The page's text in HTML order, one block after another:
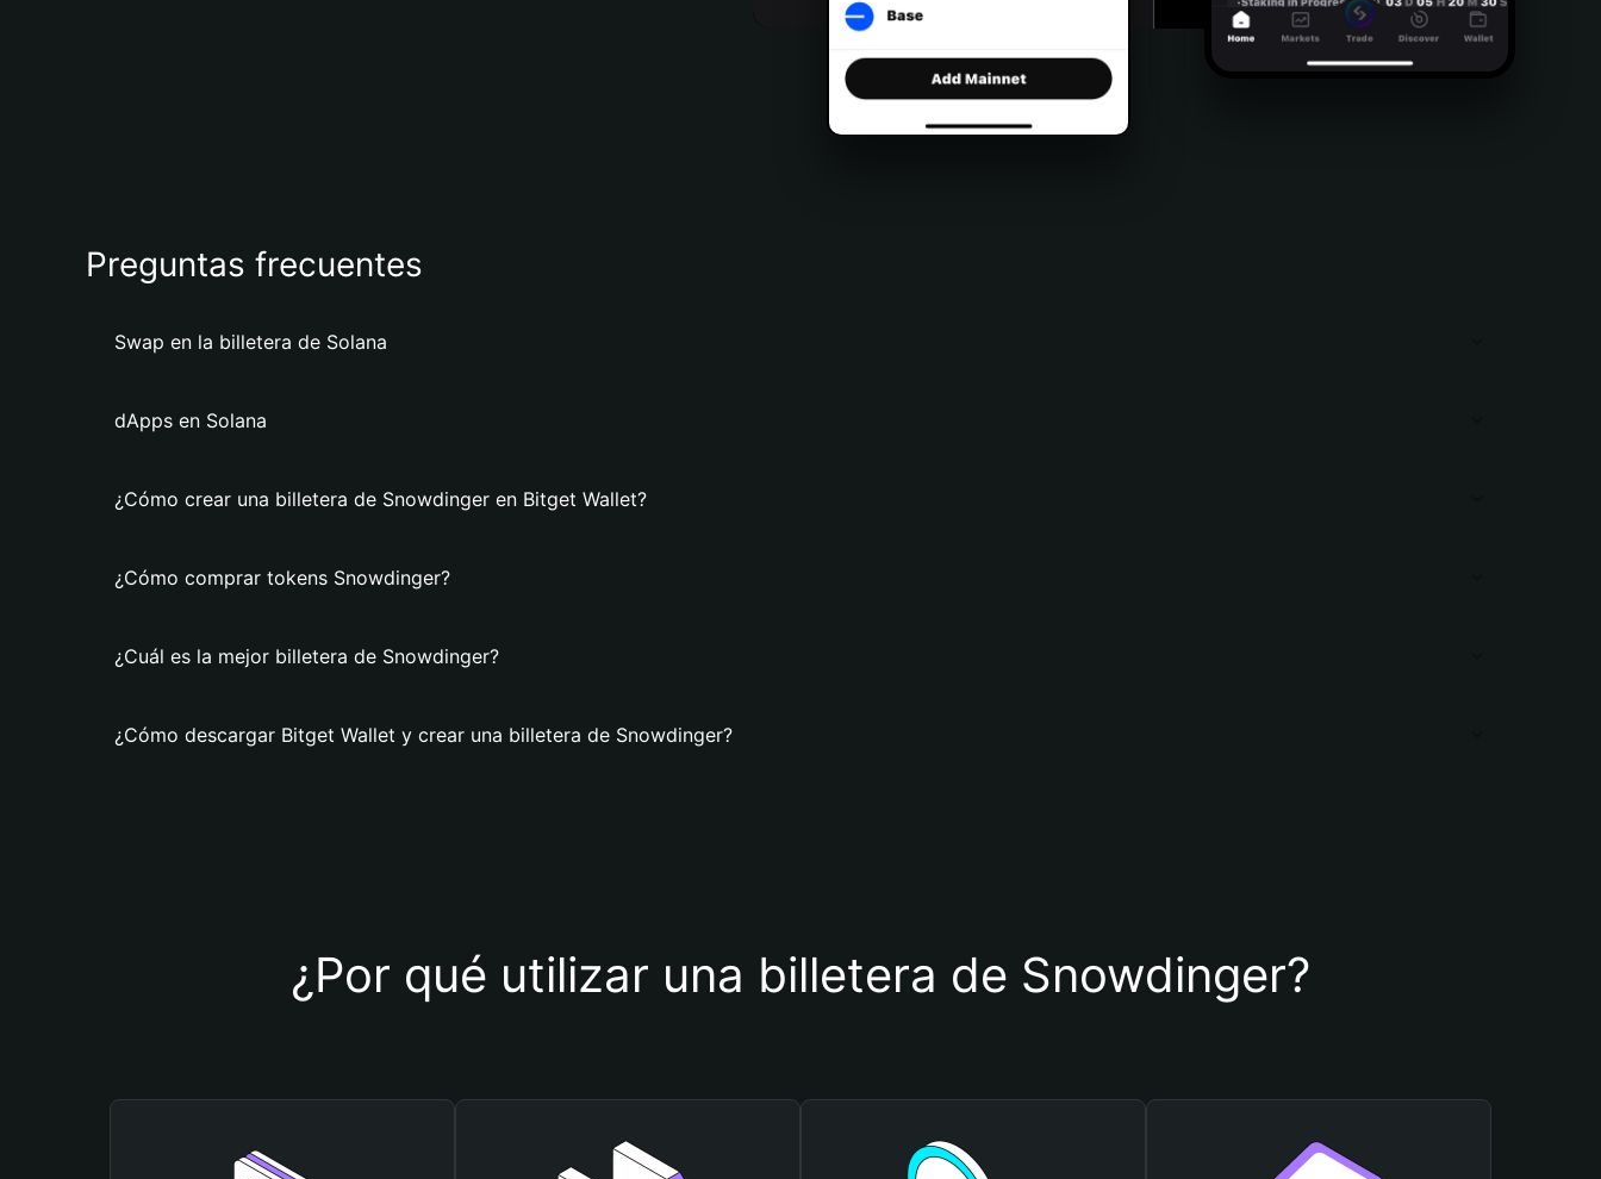
Preguntas frecuentes
Swap en la billetera de Solana
dApps en Solana
¿Cómo crear una billetera de Snowdinger en Bitget Wallet?
¿Cómo comprar tokens Snowdinger?
¿Cuál es la mejor billetera de Snowdinger?
¿Cómo descargar Bitget Wallet y crear una billetera de Snowdinger?
¿Por qué utilizar una billetera de Snowdinger?